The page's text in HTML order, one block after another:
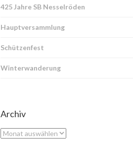
425 Jahre SB Nesselröden
Hauptversammlung
Schützenfest
Winterwanderung
Archiv
Archiv